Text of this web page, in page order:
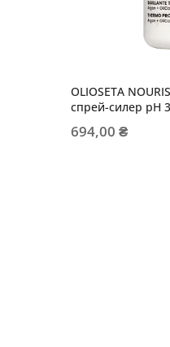
OLIOSETA
спрей-силер pH
694,00 ₴